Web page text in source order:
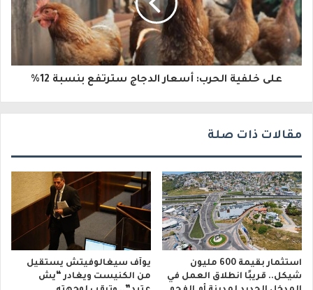
ت
ر
و
ي
على خلفية الحرب: أسعار الدجاج سترتفع بنسبة 12%
مقالات ذات صلة
استثمار بقيمة 600 مليون
شيكل.. قريبًا انطلاق العمل في
يوآف سيغالوفيتش يستقيل
من الكنيست ويغادر “يش